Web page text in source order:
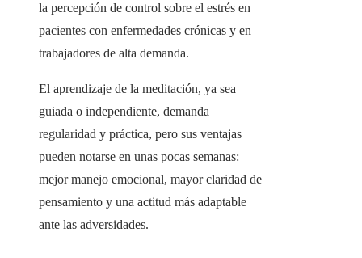
la percepción de control sobre el estrés en
pacientes con enfermedades crónicas y en
trabajadores de alta demanda.
El aprendizaje de la meditación, ya sea
guiada o independiente, demanda
regularidad y práctica, pero sus ventajas
pueden notarse en unas pocas semanas:
mejor manejo emocional, mayor claridad de
pensamiento y una actitud más adaptable
ante las adversidades.